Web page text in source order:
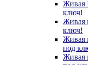
Живая
ключ!
Живая
ключ!
Живая
под
Живая